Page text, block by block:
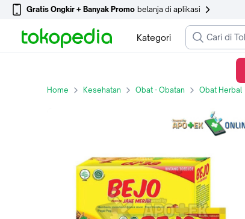
Gratis Ongkir + Banyak Promo belanja di aplikasi
Kategori
Home Kesehatan Obat - Obatan Obat Herbal